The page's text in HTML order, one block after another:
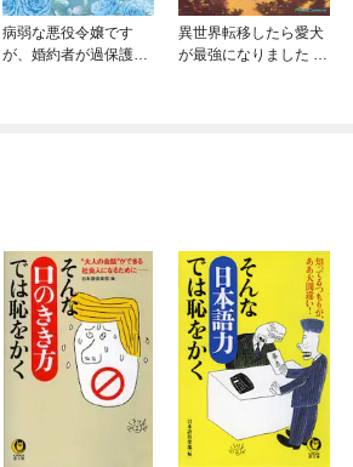
病弱な悪役令嬢です
が、婚約者が過保護す
異世界転移したら愛犬
が最強になりました ～